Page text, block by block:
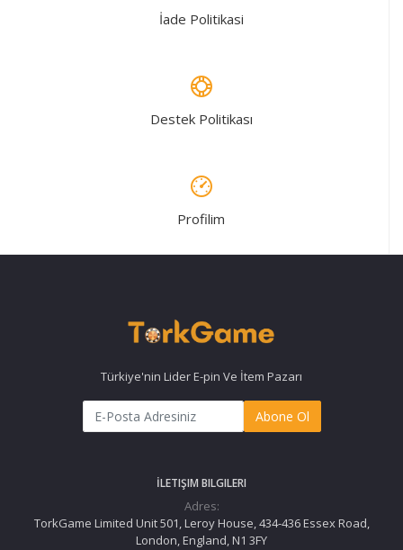
İade Politikasi
Destek Politikası
Profilim
Türkiye'nin Lider E-pin Ve İtem Pazarı
Abone Ol
İLETIŞIM BILGILERI
Adres:
TorkGame Limited Unit 501, Leroy House, 434-436 Essex Road,
London, England, N1 3FY